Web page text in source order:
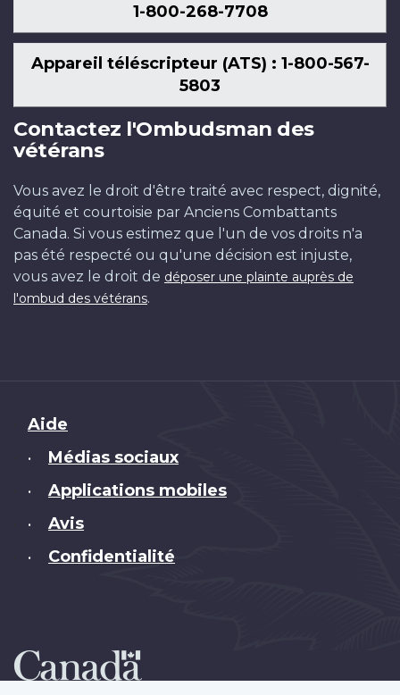
1-800-268-7708
Appareil téléscripteur (ATS) : 1-800-567-
5803
Contactez l'Ombudsman des
vétérans
Vous avez le droit d'être traité avec respect, dignité,
équité et courtoisie par Anciens Combattants
Canada. Si vous estimez que l'un de vos droits n'a
pas été respecté ou qu'une décision est injuste,
vous avez le droit de déposer une plainte auprès de
l'ombud des vétérans.
Brand
Aide
• Médias sociaux
• Applications mobiles
• Avis
• Confidentialité